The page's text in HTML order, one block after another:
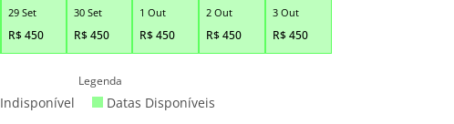
29 Set
R$450
30 Set
R$450
1 Out
R$450
2 Out
R$450
3 Out
R$450
Legenda
Indisponível Datas Disponíveis